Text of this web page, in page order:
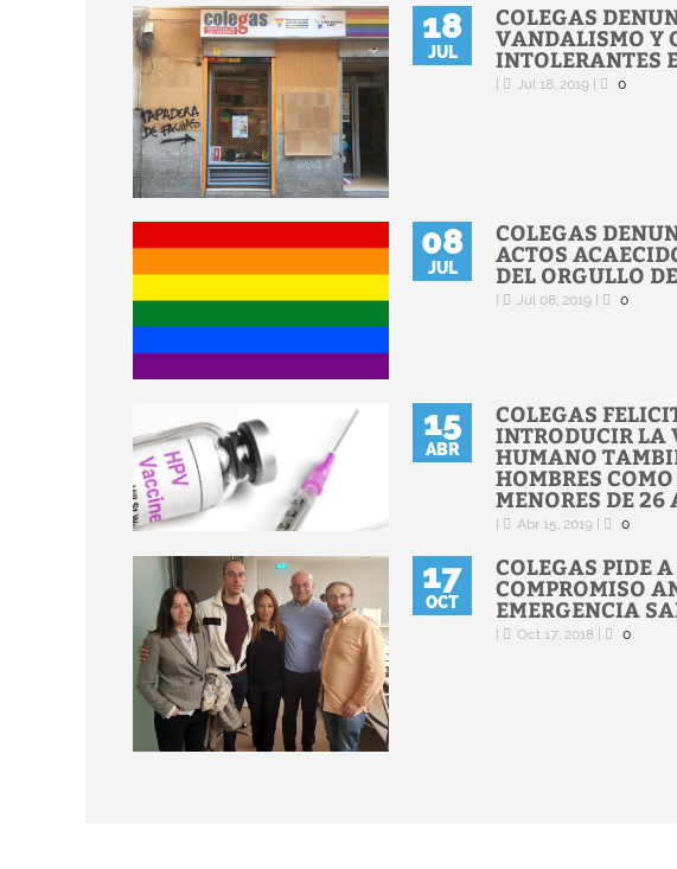
18
JUL
COLEGAS
VANDALISMO Y
INTOLERANTES
Jul 18, 2019 0
08
JUL
COLEGAS
ACTOS
DEL ORGULLO
Jul 08, 2019 0
15
ABR
COLEGAS
INTRODUCIR LA
HUMANO
HOMBRES
MENORES DE 26
Abr 15, 2019 0
17
OCT
COLEGAS PIDE
COMPROMISO
EMERGENCIA
Oct 17, 2018 0